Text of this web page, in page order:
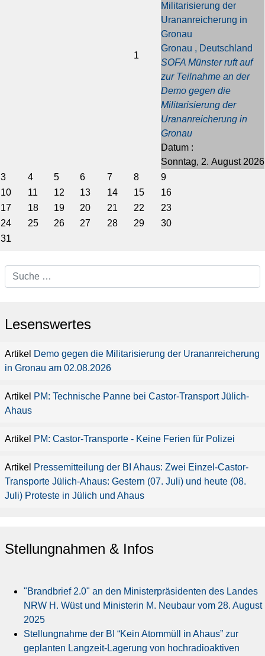
1
Militarisierung der
Urananreicherung in
Gronau
Gronau , Deutschland
SOFA Münster ruft auf
zur Teilnahme an der
Demo gegen die
Militarisierung der
Urananreicherung in
Gronau
Datum :
Sonntag, 2. August 2026
3
4 5 6 7 8
9
10
11 12 13 14 15
16
17
18 19 20 21 22
23
24
25 26 27 28 29
30
31
Lesenswertes
Demo gegen die Militarisierung der Urananreicherung
in Gronau am 02.08.2026
PM: Technische Panne bei Castor-Transport Jülich-
Ahaus
PM: Castor-Transporte - Keine Ferien für Polizei
Pressemitteilung der BI Ahaus: Zwei Einzel-Castor-
Transporte Jülich-Ahaus: Gestern (07. Juli) und heute (08.
Juli) Proteste in Jülich und Ahaus
Stellungnahmen & Infos
"Brandbrief 2.0" an den Ministerpräsidenten des Landes
NRW H. Wüst und Ministerin M. Neubaur vom 28. August
2025
Stellungnahme der BI “Kein Atommüll in Ahaus” zur
geplanten Langzeit-Lagerung von hochradioaktiven